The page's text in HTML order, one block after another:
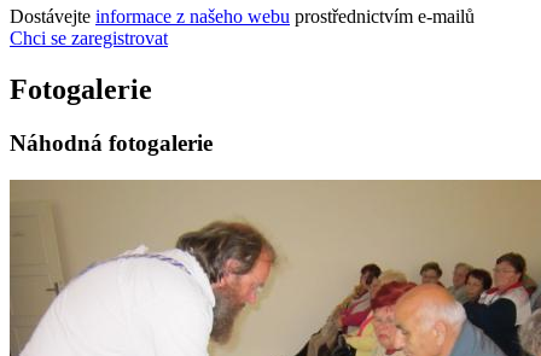
Dostávejte informace z našeho webu prostřednictvím e-mailů
Chci se zaregistrovat
Fotogalerie
Náhodná fotogalerie